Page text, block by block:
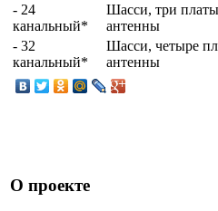
- 24
канальный*
Шасси, три
антенны
- 32
канальный*
Шасси, четыре
антенны
О проекте